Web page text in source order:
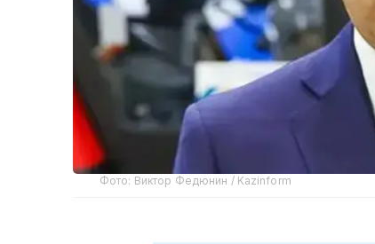
Фото: Виктор Федюнин / Kazinform